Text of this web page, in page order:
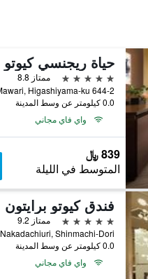
حياة ريجنسي كيوتو
5 نجوم
ممتاز 8.8
0.0 كيلومتر عن وسط المدينة
واي فاي مجاني
839 ﷼
المتوسط في الليلة
فندق كيوتو برايتون
5 نجوم
ممتاز 9.2
Nakadachiuri, Shinmachi-Dori, كيوتو, اليابان
0.0 كيلومتر عن وسط المدينة
واي فاي مجاني